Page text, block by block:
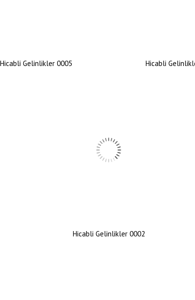
Hicabli Gelinlikler 0005 Hicabli
Hicabli Gelinlikler 0002